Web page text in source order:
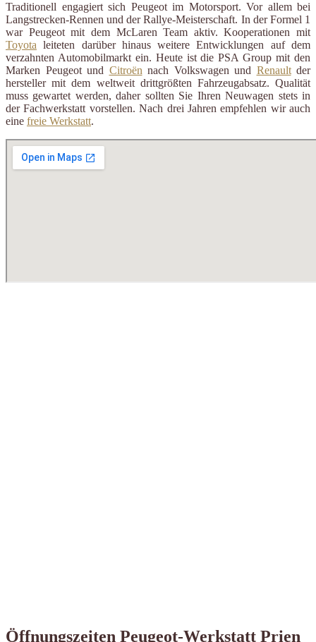
Traditionell engagiert sich Peugeot im Motorsport. Vor allem bei
Langstrecken-Rennen und der Rallye-Meisterschaft. In der Formel 1
war Peugeot mit dem McLaren Team aktiv. Kooperationen mit
Toyota leiteten darüber hinaus weitere Entwicklungen auf dem
verzahnten Automobilmarkt ein. Heute ist die PSA Group mit den
Marken Peugeot und Citroënnach Volkswagen und Renaultder
hersteller mit dem weltweit drittgrößten Fahrzeugabsatz. Qualität
muss gewartet werden, daher sollten Sie Ihren Neuwagen stets in
der Fachwerkstatt vorstellen. Nach drei Jahren empfehlen wir auch
eine freie Werkstatt.
Öffnungszeiten Peugeot-Werkstatt Prien